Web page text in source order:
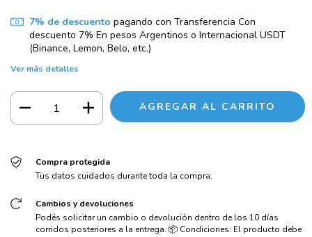
7% de descuento pagando con Transferencia Con
descuento 7% En pesos Argentinos o Internacional USDT
(Binance, Lemon, Belo, etc.)
Ver más detalles
Compra protegida
Tus datos cuidados durante toda la compra.
Cambios y devoluciones
Podés solicitar un cambio o devolución dentro de los 10 días
corridos posteriores a la entrega. 📦 Condiciones: El producto debe